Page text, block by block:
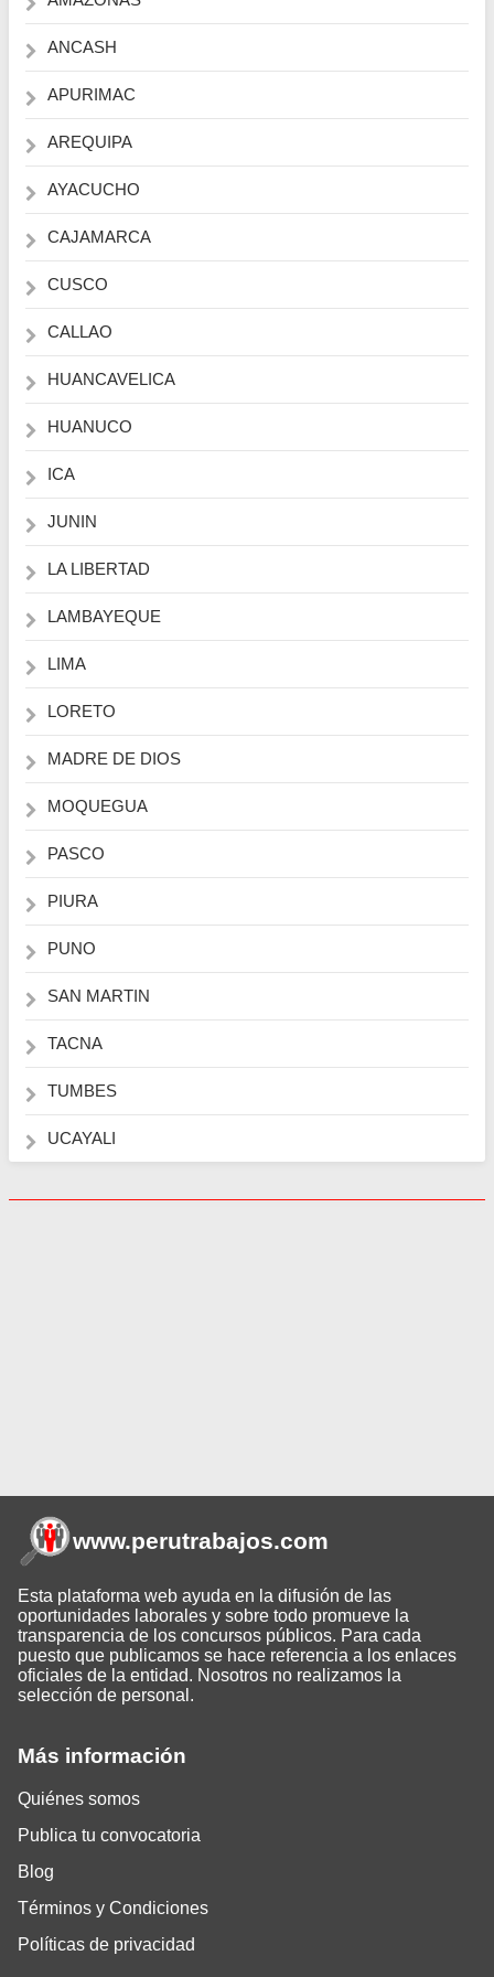
ANCASH
APURIMAC
AREQUIPA
AYACUCHO
CAJAMARCA
CUSCO
CALLAO
HUANCAVELICA
HUANUCO
ICA
JUNIN
LA LIBERTAD
LAMBAYEQUE
LIMA
LORETO
MADRE DE DIOS
MOQUEGUA
PASCO
PIURA
PUNO
SAN MARTIN
TACNA
TUMBES
UCAYALI
Más información
Quiénes somos
Publica tu convocatoria
Blog
Términos y Condiciones
Políticas de privacidad
www.perutrabajos.com
Esta plataforma web ayuda en la difusión de las
oportunidades laborales y sobre todo promueve la
transparencia de los concursos públicos. Para cada
puesto que publicamos se hace referencia a los enlaces
oficiales de la entidad. Nosotros no realizamos la
selección de personal.